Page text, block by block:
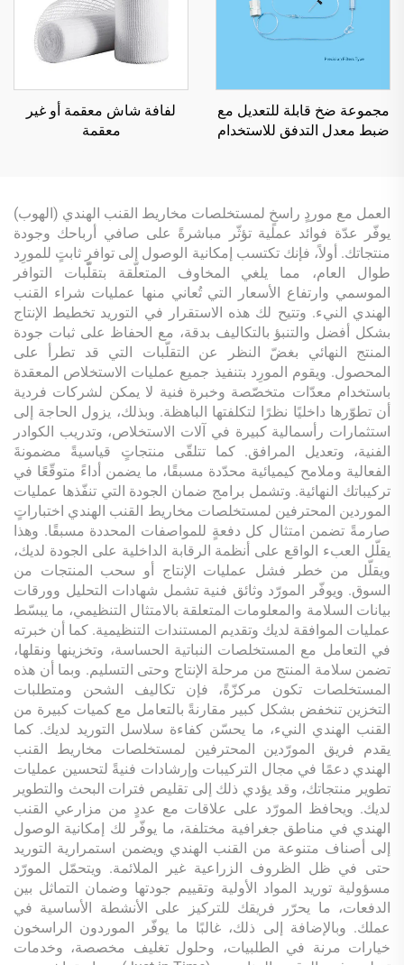
مجموعة ضخ قابلة للتعديل مع
ضبط معدل التدفق للاستخدام
لفافة شاش معقمة أو غير
معقمة
العمل مع موردٍ راسخٍ لمستخلصات مخاريط القنب الهندي (الهوب)
يوفّر عدّة فوائد عملية تؤثّر مباشرةً على صافي أرباحك وجودة
منتجاتك. أولاً، فإنك تكتسب إمكانية الوصول إلى توافرٍ ثابتٍ للمورِد
طوال العام، مما يلغي المخاوف المتعلّقة بتقلّبات التوافر
الموسمي وارتفاع الأسعار التي تُعاني منها عمليات شراء القنب
الهندي النيء. وتتيح لك هذه الاستقرار في التوريد تخطيط الإنتاج
بشكل أفضل والتنبؤ بالتكاليف بدقة، مع الحفاظ على ثبات جودة
المنتج النهائي بغضّ النظر عن التقلّبات التي قد تطرأ على
المحصول. ويقوم المورِد بتنفيذ جميع عمليات الاستخلاص المعقدة
باستخدام معدّات متخصّصة وخبرة فنية لا يمكن لشركات فردية
أن تطوّرها داخليًا نظرًا لتكلفتها الباهظة. وبذلك، يزول الحاجة إلى
استثمارات رأسمالية كبيرة في آلات الاستخلاص، وتدريب الكوادر
الفنية، وتعديل المرافق. كما تتلقّى منتجاتٍ قياسيةً مضمونةَ
الفعالية وملامح كيميائية محدّدة مسبقًا، ما يضمن أداءً متوقّعًا في
تركيباتك النهائية. وتشمل برامج ضمان الجودة التي تنفّذها عمليات
الموردين المحترفين لمستخلصات مخاريط القنب الهندي اختباراتٍ
صارمةً تضمن امتثال كل دفعةٍ للمواصفات المحددة مسبقًا. وهذا
يقلّل العبء الواقع على أنظمة الرقابة الداخلية على الجودة لديك،
ويقلّل من خطر فشل عمليات الإنتاج أو سحب المنتجات من
السوق. ويوفّر المورّد وثائق فنية تشمل شهادات التحليل وورقات
بيانات السلامة والمعلومات المتعلقة بالامتثال التنظيمي، ما يبسّط
عمليات الموافقة لديك وتقديم المستندات التنظيمية. كما أن خبرته
في التعامل مع المستخلصات النباتية الحساسة، وتخزينها ونقلها،
تضمن سلامة المنتج من مرحلة الإنتاج وحتى التسليم. وبما أن هذه
المستخلصات تكون مركزّةً، فإن تكاليف الشحن ومتطلبات
التخزين تنخفض بشكل كبير مقارنةً بالتعامل مع كميات كبيرة من
القنب الهندي النيء، ما يحسّن كفاءة سلاسل التوريد لديك. كما
يقدم فريق المورّدين المحترفين لمستخلصات مخاريط القنب
الهندي دعمًا في مجال التركيبات وإرشادات فنيةً لتحسين عمليات
تطوير منتجاتك، وقد يؤدي ذلك إلى تقليص فترات البحث والتطوير
لديك. ويحافظ المورّد على علاقات مع عددٍ من مزارعي القنب
الهندي في مناطق جغرافية مختلفة، ما يوفّر لك إمكانية الوصول
إلى أصناف متنوعة من القنب الهندي ويضمن استمرارية التوريد
حتى في ظل الظروف الزراعية غير الملائمة. ويتحمّل المورّد
مسؤولية توريد المواد الأولية وتقييم جودتها وضمان التماثل بين
الدفعات، ما يحرّر فريقك للتركيز على الأنشطة الأساسية في
عملك. وبالإضافة إلى ذلك، غالبًا ما يوفّر الموردون الراسخون
خيارات مرنة في الطلبيات، وحلول تغليف مخصصة، وخدمات